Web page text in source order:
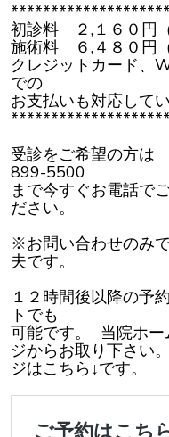
初診料 ２,１６０円（
施術料 ６,４８０円（
クレジットカード、
での
お支払いも対応してい
受診をご希望の方
899-5500
まで今すぐお電話で
ださい。
※お問い合わせのみ
夫です。
１２時間後以降の予
トでも
可能です。 当院ホー
ジからお取り下さい
ジはこちら↓です。